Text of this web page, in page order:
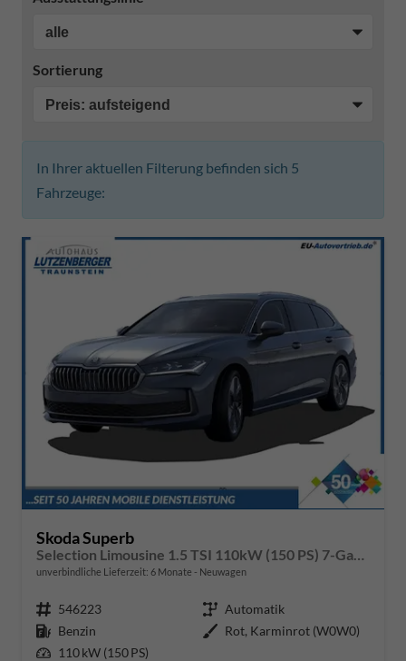
Sortierung
In Ihrer aktuellen Filterung befinden sich 5
Fahrzeuge:
Skoda Superb
unverbindliche Lieferzeit: 6 Monate Neuwagen
Fahrzeugnr. 546223 Getriebe Automatik
Kraftstoff Benzin Außenfarbe Rot, Karminrot (W0W0)
Leistung 110 kW (150 PS)